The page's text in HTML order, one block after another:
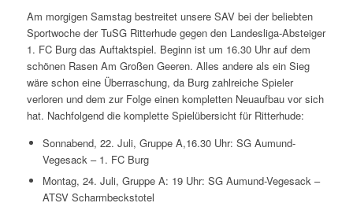
Am morgigen Samstag bestreitet unsere SAV bei der beliebten
Sportwoche der TuSG Ritterhude gegen den Landesliga-Absteiger
1. FC Burg das Auftaktspiel. Beginn ist um 16.30 Uhr auf dem
schönen Rasen Am Großen Geeren. Alles andere als ein Sieg
wäre schon eine Überraschung, da Burg zahlreiche Spieler
verloren und dem zur Folge einen kompletten Neuaufbau vor sich
hat. Nachfolgend die komplette Spielübersicht für Ritterhude:
Sonnabend, 22. Juli, Gruppe A,16.30 Uhr: SG Aumund-
Vegesack – 1. FC Burg
Montag, 24. Juli, Gruppe A: 19 Uhr: SG Aumund-Vegesack –
ATSV Scharmbeckstotel